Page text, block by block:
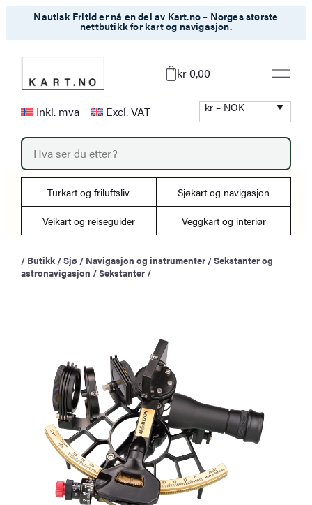
Nautisk Fritid er nå en del av Kart.no – Norges største
nettbutikk for kart og navigasjon.
kr 0,00
Inkl. mva Excl. VAT kr – NOK
P
o
d
t
r
c
Turkart og friluftsliv Sjøkart og navigasjon
Veikart og reiseguider Veggkart og interiør
/ Butikk /Sjø / Navigasjon og instrumenter /Sekstanter og
astronavigasjon /Sekstanter /